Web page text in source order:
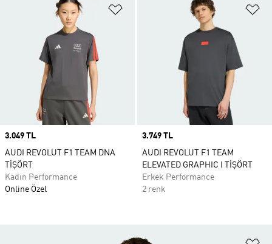
Favori Listesine Ekle
Price
3.049 TL
AUDI REVOLUT F1 TEAM DNA
TİŞÖRT
Kadın Performance
Online Özel
Price
3.749 TL
AUDI REVOLUT F1 TEAM
ELEVATED GRAPHIC I TİŞÖRT
Erkek Performance
2 renk